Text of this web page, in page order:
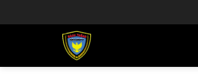
đến